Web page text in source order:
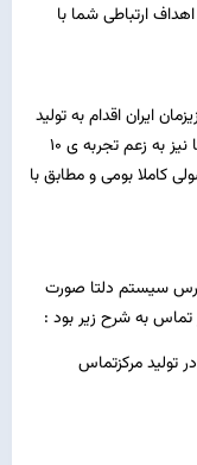
ارتباطی شما با
ایران اقدام به تولید
نرم افزار مرکز تماس نموده اند ، پارس سیستم دلتا نیز به زعم تجربه ی 10
کاملا بومی و مطابق با
سیستم دلتا صورت
تماس به شرح زیر بود :
تولید مرکزتماس